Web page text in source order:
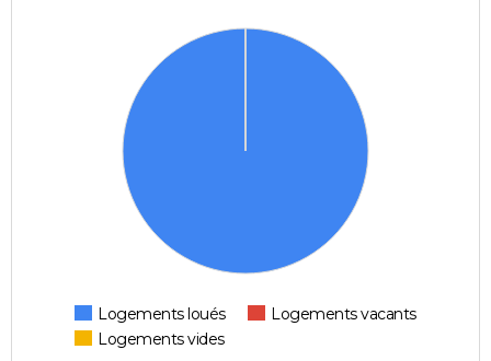
Logements loués
Logements vacants
Logements vides